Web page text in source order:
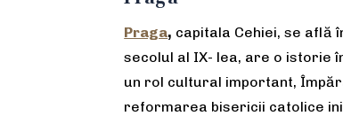
Praga, capitala Cehiei, se află
secolul al IX- lea, are o istorie
un rol cultural important,
reformarea bisericii catolice